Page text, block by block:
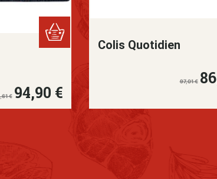
de base
€
Prix
94,90 €
Colis Quotidien
Prix de base
97,01 €
Prix